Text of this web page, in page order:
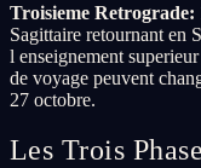
Troisieme
Sagittaire retournant en
l enseignement
de voyage peuvent
27 octobre.
Les Trois